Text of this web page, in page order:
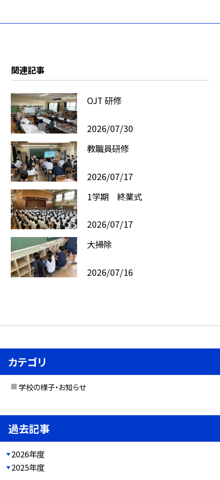
関連記事
OJT 研修
2026/07/30
教職員研修
2026/07/17
1学期 終業式
2026/07/17
大掃除
2026/07/16
カテゴリ
学校の様子・お知らせ
過去記事
2026年度
2025年度